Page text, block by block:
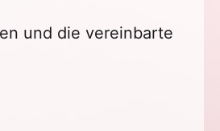
und die vereinbarte